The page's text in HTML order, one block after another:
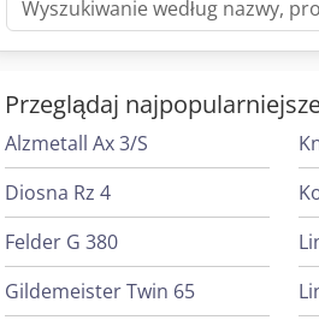
Przeglądaj
Alzmetall Ax 3/S
Diosna Rz 4
Felder G 380
Gildemeister Twin 65